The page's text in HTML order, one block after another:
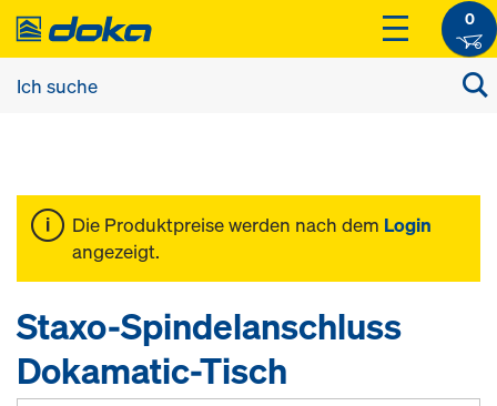
0
Die Produktpreise werden nach dem Login
angezeigt.
Staxo-Spindelanschluss
Dokamatic-Tisch